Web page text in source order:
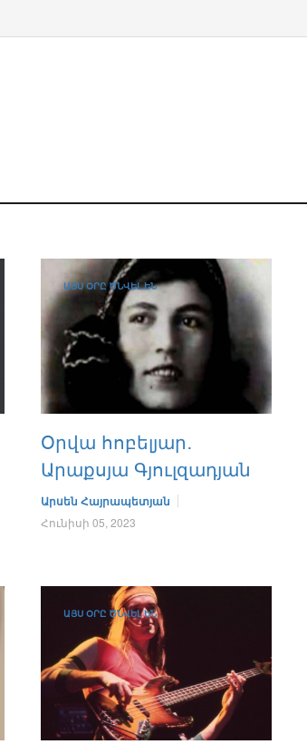
ԱՅՍ ՕՐԸ ԾՆՎԵԼ ԵՆ
Օրվա հոբելյար․
Արաքսյա Գյուլզադյան
Արսեն Հայրապետյան
Հունիսի 05, 2023
ԱՅՍ ՕՐԸ ԾՆՎԵԼ ԵՆ